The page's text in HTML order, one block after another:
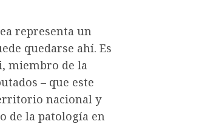
representa un
quedarse ahí. Es
miembro de la
– que este
nacional y
de la patología en